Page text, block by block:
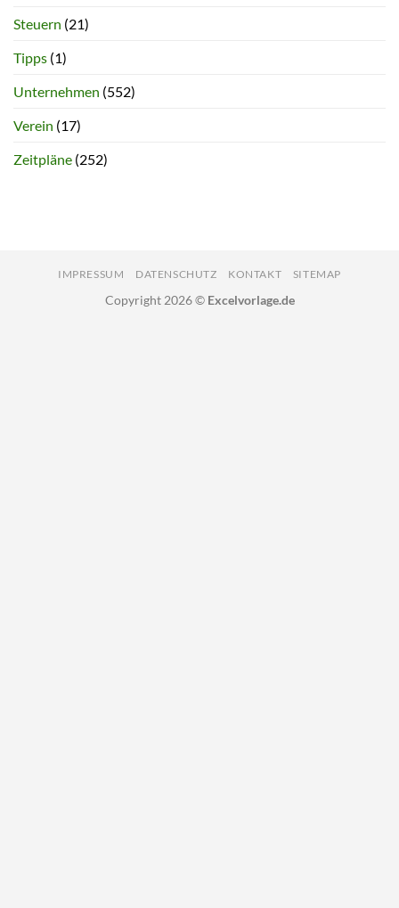
Steuern (21)
Tipps (1)
Unternehmen (552)
Verein (17)
Zeitpläne (252)
IMPRESSUM DATENSCHUTZ KONTAKT SITEMAP
Copyright 2026 © Excelvorlage.de